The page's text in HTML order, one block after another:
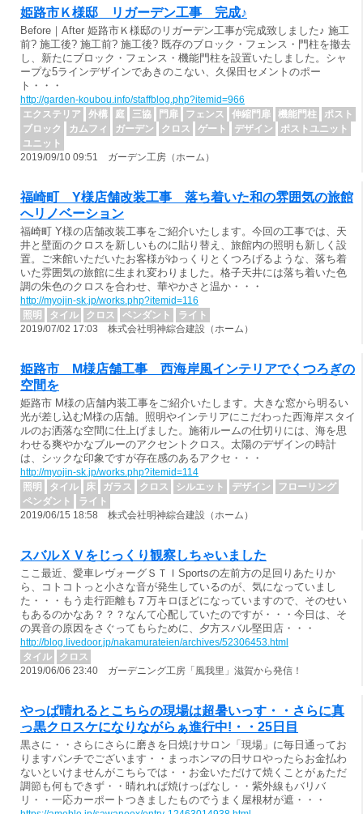
姫路市Ｋ様邸 リガーデン工事 完成♪
Before｜After 姫路市Ｋ様邸のリガーデン工事が完成致しました♪ 施工
前? 施工後? 施工前? 施工後? 既存のブロック・フェンス・門柱を撤去
し、新たにブロック・フェンス・機能門柱を設置いたしました。シャ
ープな5ラインデザインであきのこない、久保田セメントのポー
ト・・・
http://garden-koubou.info/staffblog.php?itemid=966
エクステリア
外構 庭 三協 門扉 フェンス 伸縮門扉 機能門柱
ポスト
ブロック
カムフィ ガーデン クロス ゲート デザイン
ポストユニット
ユニット
2019/09/10 09:51 ガーデン工房（ホーム）
福崎町 Y様店舗改装工事 落ち着いた和の雰囲気の旅館
へリノベーション
福崎町 Y様の店舗改装工事をご紹介いたします。今回の工事では、天
井と壁面のクロスを新しいものに貼り替え、旅館内の照明も新しく設
置。ご来館いただいたお客様がゆっくりとくつろげるような、落ち着
いた雰囲気の旅館に生まれ変わりました。格子天井には落ち着いた色
調の朱色のクロスを合わせ、華やかさと温か・・・
http://myojin-sk.jp/works.php?itemid=116
照明
タイル クロス ペンダント
ライト
2019/07/02 17:03 株式会社明神綜合建設（ホーム）
姫路市 M様店舗工事 西海岸風インテリアでくつろぎの
空間を
姫路市 M様の店舗内装工事をご紹介いたします。大きな窓から明るい
光が差し込むM様の店舗。照明やインテリアにこだわった西海岸スタイ
ルのお洒落な空間に仕上げました。施術ルームの仕切りには、海を思
わせる爽やかなブルーのアクセントクロス。太陽のデザインの時計
は、シックな印象ですが存在感のあるアクセ・・・
http://myojin-sk.jp/works.php?itemid=114
照明
タイル 床 ガラス クロス シルエット デザイン
フローリング
ペンダント
ライト
2019/06/15 18:58 株式会社明神綜合建設（ホーム）
スバルＸＶをじっくり観察しちゃいました
ここ最近、愛車レヴォーグＳＴＩSportsの左前方の足回りあたりか
ら、コトコトっと小さな音が発生しているのが、気になっていまし
た・・・もう走行距離も７万キロほどになっていますので、そのせい
もあるのかなあ？？？なんて心配していたのですが・・・今日は、そ
の異音の原因をさぐってもらために、夕方スバル堅田店・・・
http://blog.livedoor.jp/nakamurateien/archives/52306453.html
タイル
クロス
2019/06/06 23:40 ガーデニング工房「風我里」滋賀から発信！
やっぱ晴れるとこちらの現場は超暑いっす・・さらに真
っ黒クロスケになりながらぁ進行中!・・25日目
黒さに・・さらにさらに磨きを日焼けサロン「現場」に毎日通ってお
りますパンチでございます・・まっホンマの日サロやったらお金払わ
ないといけませんがこちらでは・・お金いただけて焼くことがぁただ
調節も何もできず・・晴れれば焼けっぱなし・・紫外線もバリバ
リ・・一応カーポートつきましたものでうまく屋根材が遮・・・